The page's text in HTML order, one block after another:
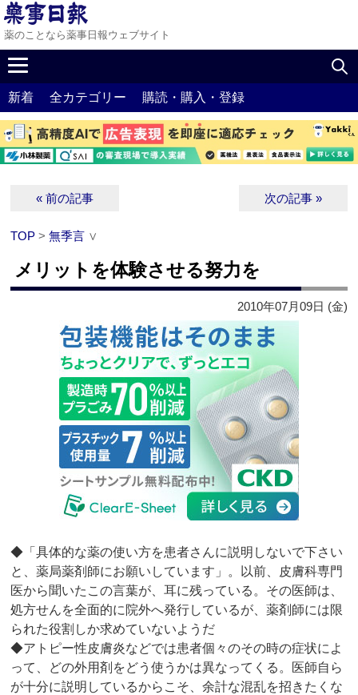
薬のことなら薬事日報ウェブサイト
新着 全カテゴリー 購読・購入・登録
« 前の記事 次の記事 »
TOP >無季言 ∨
メリットを体験させる努力を
2010年07月09日 (金)
◆「具体的な薬の使い方を患者さんに説明しないで下さい
と、薬局薬剤師にお願いしています」。以前、皮膚科専門
医から聞いたこの言葉が、耳に残っている。その医師は、
処方せんを全面的に院外へ発行しているが、薬剤師には限
られた役割しか求めていないようだ
◆アトピー性皮膚炎などでは患者個々のその時の症状によ
って、どの外用剤をどう使うかは異なってくる。医師自ら
が十分に説明しているからこそ、余計な混乱を招きたくな